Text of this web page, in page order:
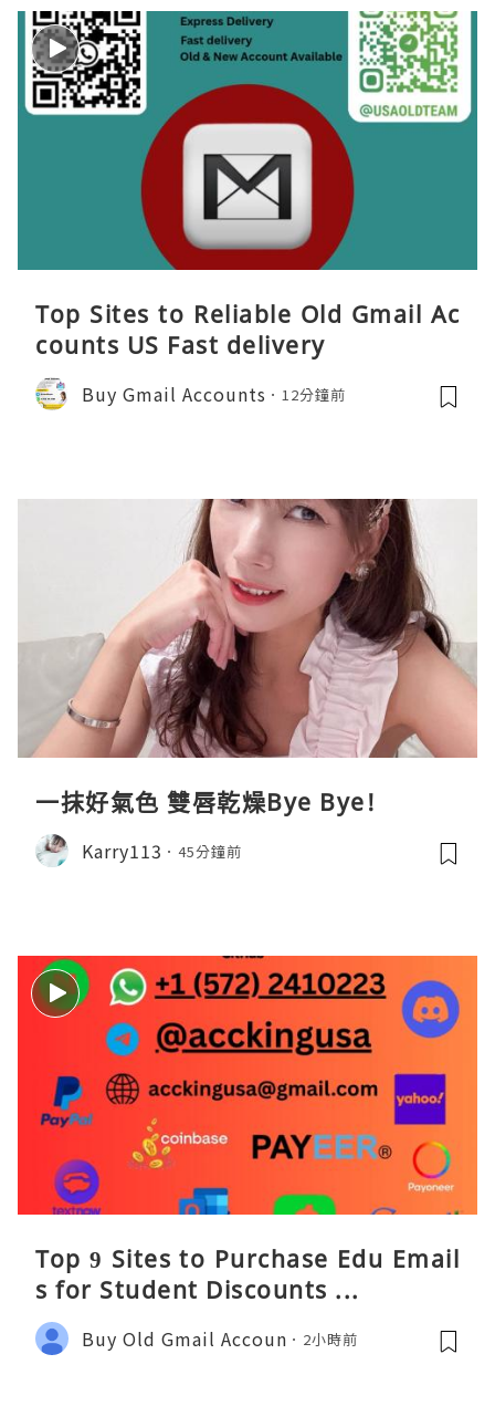
Top Sites to Reliable Old Gmail Ac
counts US Fast delivery
Buy Gmail Accounts 12分鐘前
一抹好氣色 雙唇乾燥Bye Bye!
Karry113 45分鐘前
Top 9 Sites to Purchase Edu Email
s for Student Discounts ...
Buy Old Gmail Accoun 2小時前